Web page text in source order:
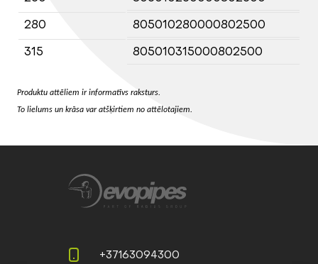
280
805010280000802500
315
805010315000802500
Produktu attēliem ir informatīvs raksturs.
To lielums un krāsa var atšķirtiem no attēlotajiem.
+37163094300